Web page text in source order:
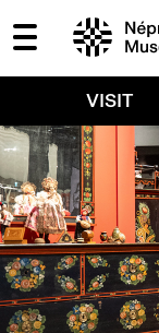
VISIT